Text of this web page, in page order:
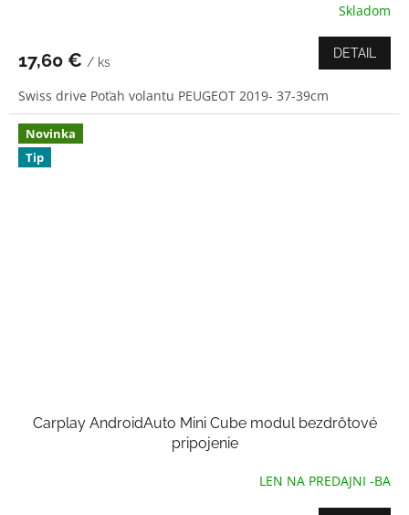
Skladom
17,60 € / ks
DETAIL
Swiss drive Poťah volantu PEUGEOT 2019- 37-39cm
Novinka
Tip
Carplay AndroidAuto Mini Cube modul bezdrôtové
pripojenie
LEN NA PREDAJNI -BA